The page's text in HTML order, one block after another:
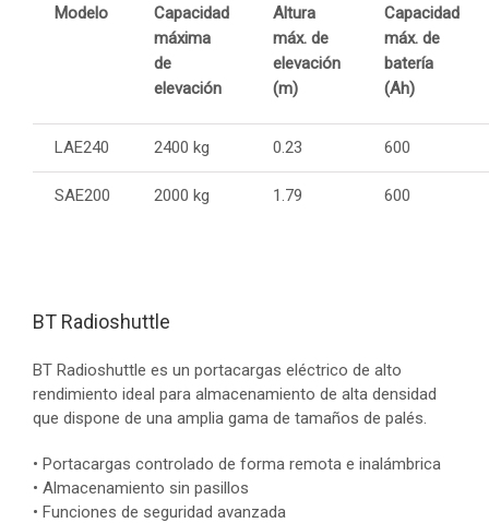
Modelo
Capacidad
máxima
de
elevación
Altura
máx. de
elevación
(m)
Capacidad
máx. de
batería
(Ah)
LAE240 2400 kg 0.23 600
SAE200 2000 kg 1.79 600
BT Radioshuttle
BT Radioshuttle es un portacargas eléctrico de alto
rendimiento ideal para almacenamiento de alta densidad
que dispone de una amplia gama de tamaños de palés.
• Portacargas controlado de forma remota e inalámbrica
• Almacenamiento sin pasillos
• Funciones de seguridad avanzada